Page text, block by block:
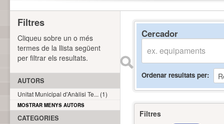
Cercador
Ordenar resultats per
Filtres
Filtres
Cliqueu sobre un o més
termes de la llista següent
per filtrar els resultats.
AUTORS
Unitat Municipal d'Anàlisi Te... (1)
MOSTRAR MENYS AUTORS
CATEGORIES